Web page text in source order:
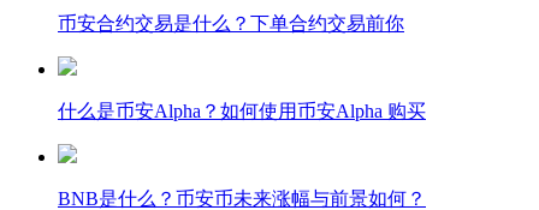
币安合约交易是什么？下单合约交易前你
什么是币安Alpha？如何使用币安Alpha 购买
BNB是什么？币安币未来涨幅与前景如何？